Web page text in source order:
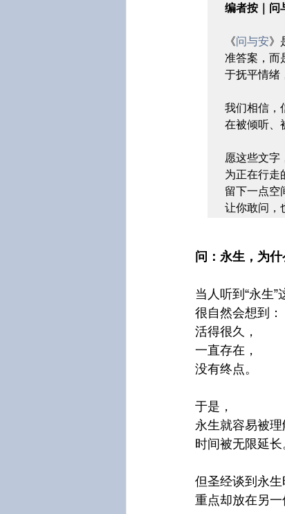
编者按｜
《问与安》
准答案，而
于抚平情绪
我们相信，
在被倾听、
愿这些文字
为正在行走
留下一点空
问：永生，为
当人听到“永生”
很自然会想到：
活得很久，
一直存在，
没有终点。
于是，
永生就容易被理
时间被无限延长
但圣经谈到永生
重点却放在另一